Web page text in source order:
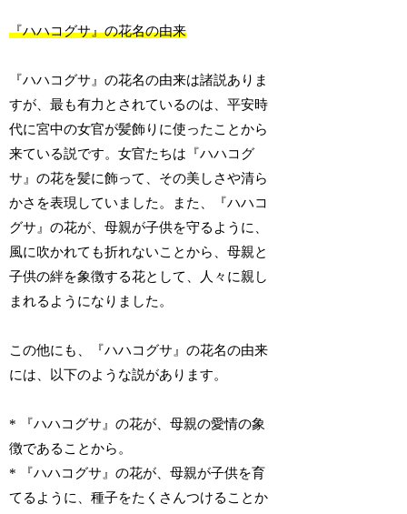
『ハハコグサ』の花名の由来
『ハハコグサ』の花名の由来は諸説ありま
すが、最も有力とされているのは、平安時
代に宮中の女官が髪飾りに使ったことから
来ている説です。女官たちは『ハハコグ
サ』の花を髪に飾って、その美しさや清ら
かさを表現していました。また、『ハハコ
グサ』の花が、母親が子供を守るように、
風に吹かれても折れないことから、母親と
子供の絆を象徴する花として、人々に親し
まれるようになりました。
この他にも、『ハハコグサ』の花名の由来
には、以下のような説があります。
* 『ハハコグサ』の花が、母親の愛情の象
徴であることから。
* 『ハハコグサ』の花が、母親が子供を育
てるように、種子をたくさんつけることか